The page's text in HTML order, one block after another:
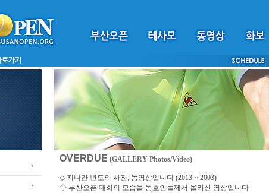
OVERDUE (GALLERY Photos/Video)
◇ 지나간 년도의 사진, 동영상입니다 (2013 ~ 2003)
◇ 부산오픈 대회의 모습을 동호인들께서 올리신 영상입니다